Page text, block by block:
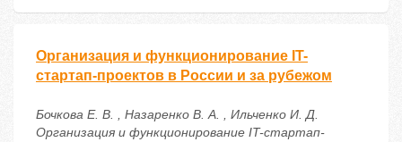
Организация и функционирование IT-
стартап-проектов в России и за рубежом
Бочкова Е. В. , Назаренко В. А. , Ильченко И. Д.
Организация и функционирование IT-стартап-